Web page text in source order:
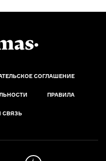
СОГЛАШЕНИЕ
ПРАВИЛА
СВЯЗЬ